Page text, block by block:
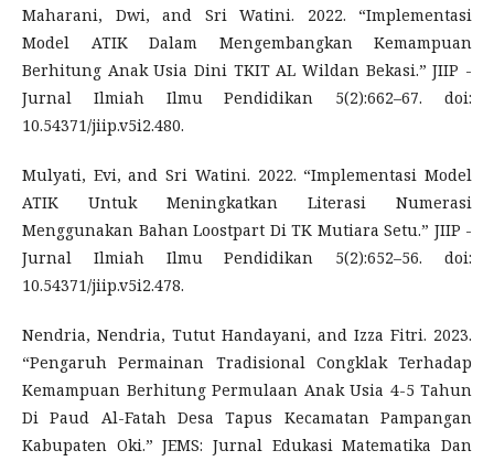
Maharani, Dwi, and Sri Watini. 2022. “Implementasi
Model ATIK Dalam Mengembangkan Kemampuan
Berhitung Anak Usia Dini TKIT AL Wildan Bekasi.” JIIP -
Jurnal Ilmiah Ilmu Pendidikan 5(2):662–67. doi:
10.54371/jiip.v5i2.480.
Mulyati, Evi, and Sri Watini. 2022. “Implementasi Model
ATIK Untuk Meningkatkan Literasi Numerasi
Menggunakan Bahan Loostpart Di TK Mutiara Setu.” JIIP -
Jurnal Ilmiah Ilmu Pendidikan 5(2):652–56. doi:
10.54371/jiip.v5i2.478.
Nendria, Nendria, Tutut Handayani, and Izza Fitri. 2023.
“Pengaruh Permainan Tradisional Congklak Terhadap
Kemampuan Berhitung Permulaan Anak Usia 4-5 Tahun
Di Paud Al-Fatah Desa Tapus Kecamatan Pampangan
Kabupaten Oki.” JEMS: Jurnal Edukasi Matematika Dan